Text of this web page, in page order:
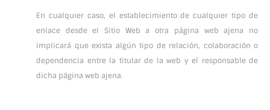
En cualquier caso, el establecimiento de cualquier tipo de
enlace desde el Sitio Web a otra página web ajena no
implicará que exista algún tipo de relación, colaboración o
dependencia entre la titular de la web y el responsable de
dicha página web ajena.